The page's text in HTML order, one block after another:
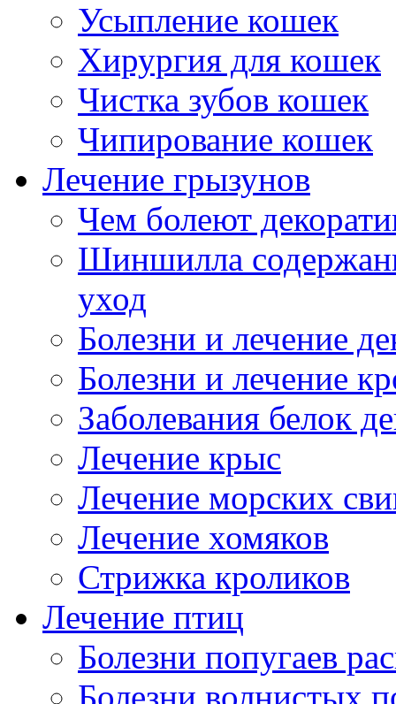
Усыпление кошек
Хирургия для кошек
Чистка зубов кошек
Чипирование кошек
Лечение грызунов
Чем болеют
Шиншилла
уход
Болезни и лечение
Болезни и лечение
Заболевания белок
Лечение крыс
Лечение морских
Лечение хомяков
Стрижка кроликов
Лечение птиц
Болезни попугаев